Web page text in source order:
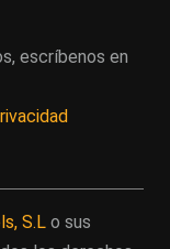
escríbenos en
S.L o sus